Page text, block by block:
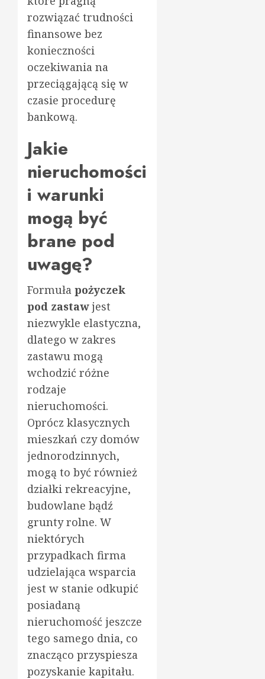
rozwiązać trudności
finansowe bez
konieczności
oczekiwania na
przeciągającą się w
czasie procedurę
bankową.
Jakie
nieruchomości
i warunki
mogą być
brane pod
uwagę?
Formuła pożyczek
pod zastawjest
niezwykle elastyczna,
dlatego w zakres
zastawu mogą
wchodzić różne
rodzaje
nieruchomości.
Oprócz klasycznych
mieszkań czy domów
jednorodzinnych,
mogą to być również
działki rekreacyjne,
budowlane bądź
grunty rolne. W
niektórych
przypadkach firma
udzielająca wsparcia
jest w stanie odkupić
posiadaną
nieruchomość jeszcze
tego samego dnia, co
znacząco przyspiesza
pozyskanie kapitału.